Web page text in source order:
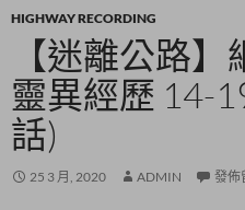
HIGHWAY RECORDING
【迷離公路
靈異經歷 14-
話)
25 3 月, 2020 ADMIN 發佈